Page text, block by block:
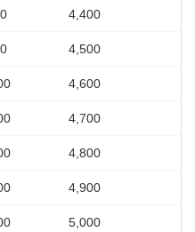
4,400
4,500
4,600
4,700
4,800
4,900
5,000